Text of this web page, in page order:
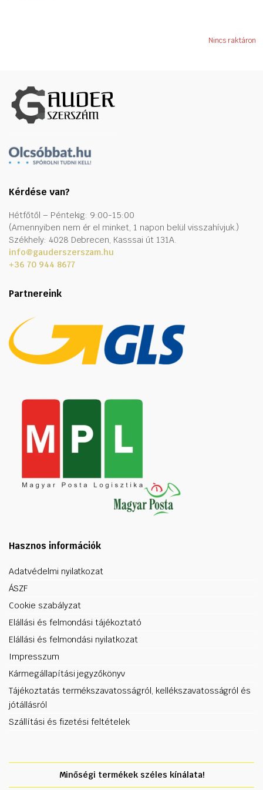
Nincs raktáron
Kérdése van?
Hétfőtől – Péntekig: 9:00-15:00
(Amennyiben nem ér el minket, 1 napon belül visszahívjuk.)
Székhely: 4028 Debrecen, Kasssai út 131A.
info@gauderszerszam.hu
+36 70 944 8677
Partnereink
Hasznos információk
Adatvédelmi nyilatkozat
ÁSZF
Cookie szabályzat
Elállási és felmondási tájékoztató
Elállási és felmondási nyilatkozat
Impresszum
Kármegállapítási jegyzőkönyv
Tájékoztatás termékszavatosságról, kellékszavatosságról és
jótállásról
Szállítási és fizetési feltételek
Minőségi termékek széles kínálata!